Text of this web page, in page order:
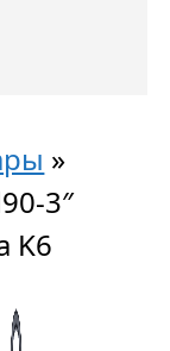
»
3″
K6